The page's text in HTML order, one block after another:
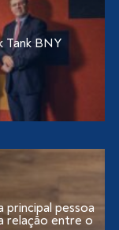
Tank BNY
principal pessoa
relação entre o